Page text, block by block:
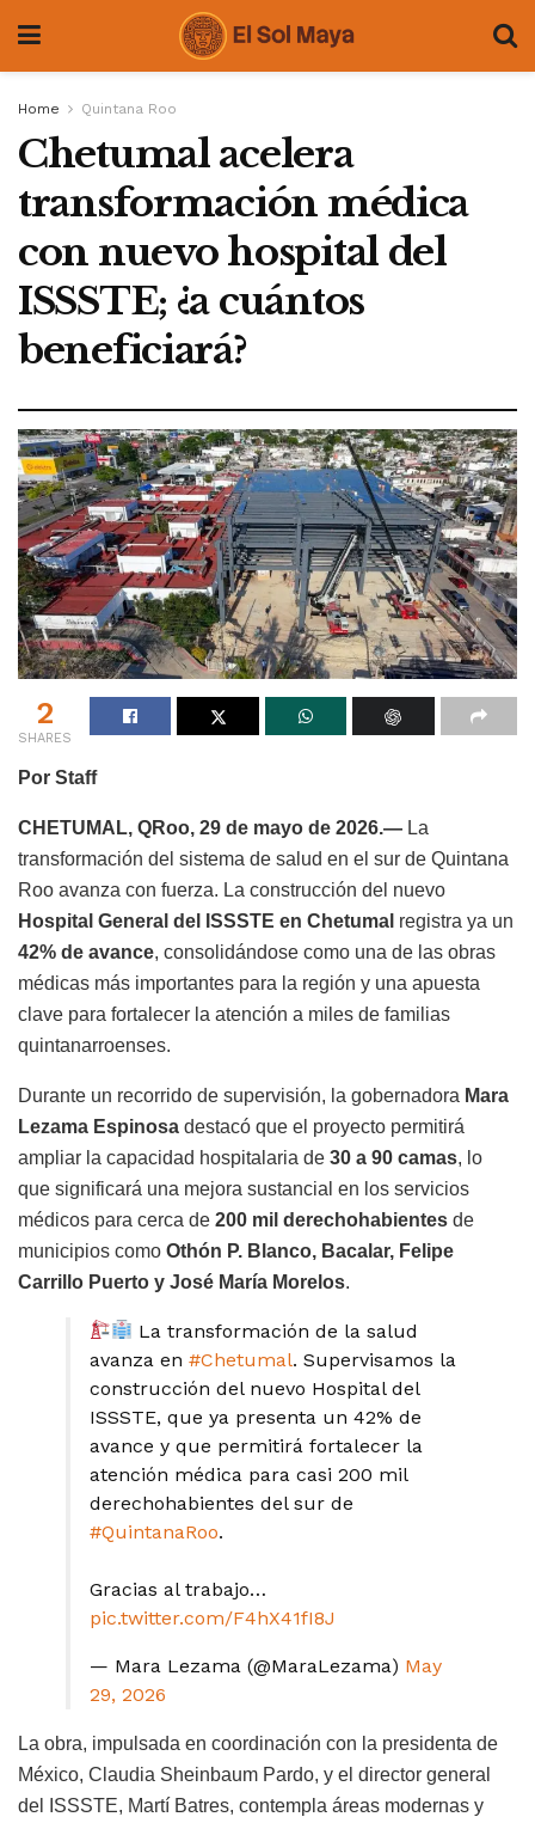
Home Quintana Roo
Chetumal acelera
transformación médica
con nuevo hospital del
ISSSTE; ¿a cuántos
beneficiará?
2
SHARES
Por Staff
CHETUMAL, QRoo, 29 de mayo de 2026.— La
transformación del sistema de salud en el sur de Quintana
Roo avanza con fuerza. La construcción del nuevo
Hospital General del ISSSTE en Chetumal registra ya un
42% de avance, consolidándose como una de las obras
médicas más importantes para la región y una apuesta
clave para fortalecer la atención a miles de familias
quintanarroenses.
Durante un recorrido de supervisión, la gobernadora Mara
Lezama Espinosa destacó que el proyecto permitirá
ampliar la capacidad hospitalaria de 30 a 90 camas, lo
que significará una mejora sustancial en los servicios
médicos para cerca de 200 mil derechohabientes de
municipios como Othón P. Blanco, Bacalar, Felipe
Carrillo Puerto y José María Morelos.
La transformación de la salud
avanza en #Chetumal. Supervisamos la
construcción del nuevo Hospital del
ISSSTE, que ya presenta un 42% de
avance y que permitirá fortalecer la
atención médica para casi 200 mil
derechohabientes del sur de
#QuintanaRoo.
Gracias al trabajo…
pic.twitter.com/F4hX41fI8J
— Mara Lezama (@MaraLezama) May
29, 2026
La obra, impulsada en coordinación con la presidenta de
México, Claudia Sheinbaum Pardo, y el director general
del ISSSTE, Martí Batres, contempla áreas modernas y